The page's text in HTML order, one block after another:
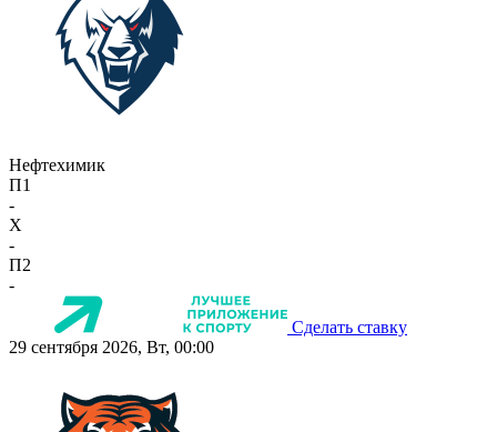
Нефтехимик
П1
-
X
-
П2
-
Сделать ставку
29 сентября 2026, Вт, 00:00